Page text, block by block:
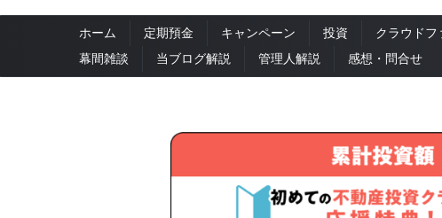
ホーム 定期預金 キャンペーン 投資 クラウドフ
幕間雑談
当ブログ解説 管理人解説 感想・問合せ